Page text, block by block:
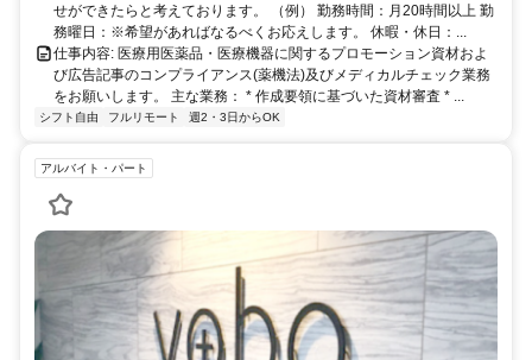
せができたらと考えております。 （例） 勤務時間：月20時間以上 勤
務曜日：※希望があればなるべくお応えします。 休暇・休日：...
仕事内容: 医療用医薬品・医療機器に関するプロモーション資材およ
び広告記事のコンプライアンス(薬機法)及びメディカルチェック業務
をお願いします。 主な業務： * 作成要領に基づいた資材審査 * ...
シフト自由 フルリモート 週2・3日からOK
アルバイト・パート